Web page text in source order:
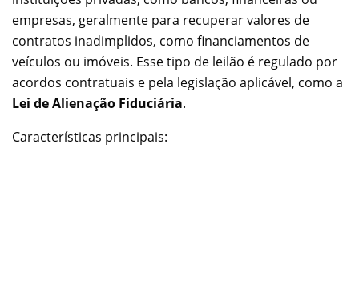
empresas, geralmente para recuperar valores de
contratos inadimplidos, como financiamentos de
veículos ou imóveis. Esse tipo de leilão é regulado por
acordos contratuais e pela legislação aplicável, como a
Lei de Alienação Fiduciária.
Características principais: